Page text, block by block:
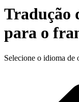
Tradução
para o
Selecione o idioma de